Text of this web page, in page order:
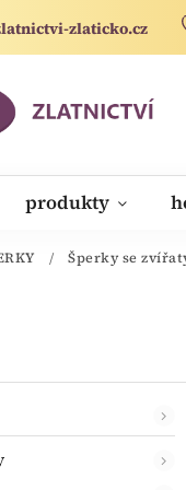
zlaticko.cz
produkty
/ Šperky se